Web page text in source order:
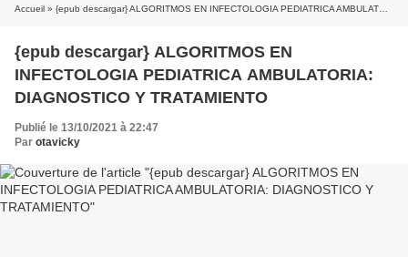
Accueil » {epub descargar} ALGORITMOS EN INFECTOLOGIA PEDIATRICA AMBULATORIA: DIAGNOSTICO Y TRATAMIENTO
{epub descargar} ALGORITMOS EN
INFECTOLOGIA PEDIATRICA AMBULATORIA:
DIAGNOSTICO Y TRATAMIENTO
Publié le 13/10/2021 à 22:47
Par otavicky